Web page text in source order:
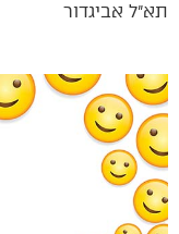
תא״ל אביגדור